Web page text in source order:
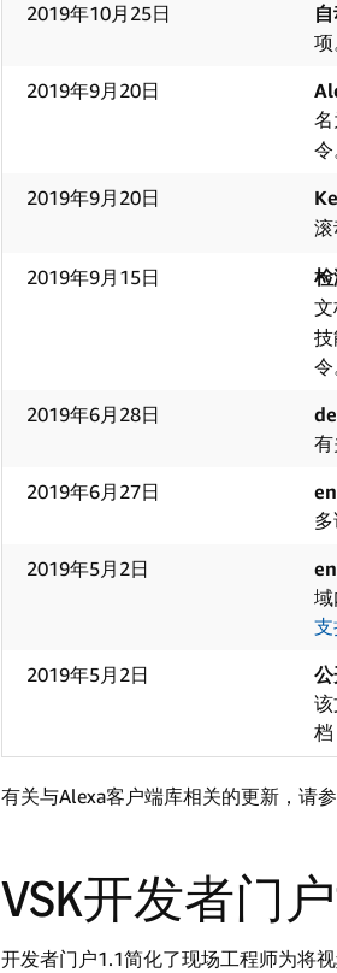
2019年10月25日
项
2019年9月20日
名
令
2019年9月20日
2019年9月15日
文
令
2019年6月28日
2019年6月27日
2019年5月2日
2019年5月2日
档
有关与Alexa客户端库相关的更新，请
VSK开发者门
开发者门户1.1简化了现场工程师为将